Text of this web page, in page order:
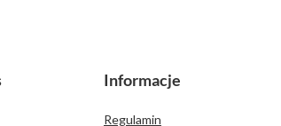
Informacje
Regulamin